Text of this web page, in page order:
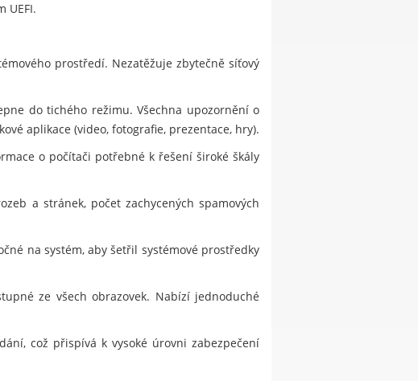
UEFI.
prostředí. Nezatěžuje zbytečně síťový
do tichého režimu. Všechna upozornění o
aplikace (video, fotografie, prezentace, hry).
o počítači potřebné k řešení široké škály
a stránek, počet zachycených spamových
na systém, aby šetřil systémové prostředky
ze všech obrazovek. Nabízí jednoduché
což přispívá k vysoké úrovni zabezpečení